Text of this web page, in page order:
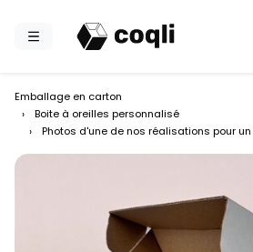
Emballage en carton
›
Boite à oreilles personnalisé
›
Photos d'une de nos réalisations pour